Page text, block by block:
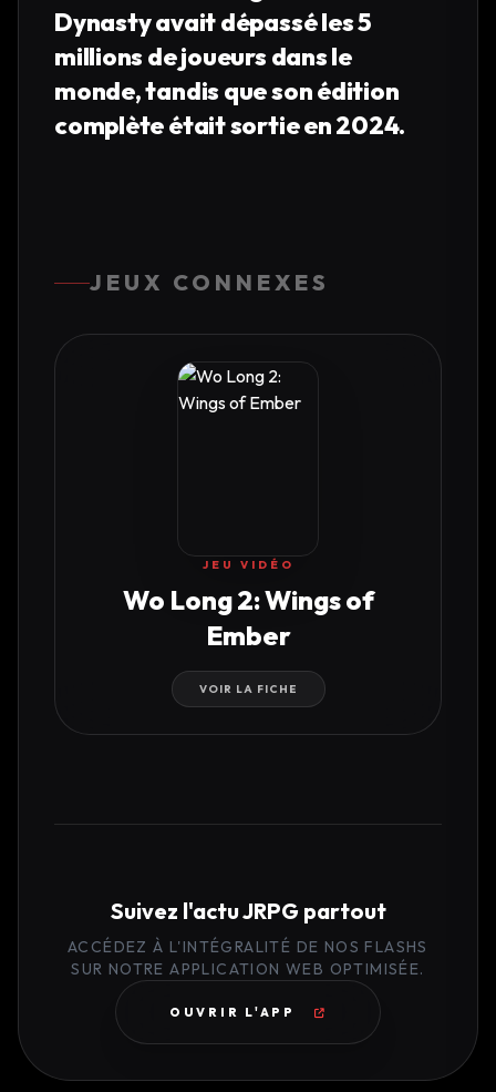
Dynasty avait dépassé les 5
millions de joueurs dans le
monde, tandis que son édition
complète était sortie en 2024.
JEUX CONNEXES
JEU VIDÉO
Wo Long 2: Wings of
Ember
VOIR LA FICHE
Suivez l'actu JRPG partout
ACCÉDEZ À L'INTÉGRALITÉ DE NOS FLASHS
SUR NOTRE APPLICATION WEB OPTIMISÉE.
OUVRIR L'APP